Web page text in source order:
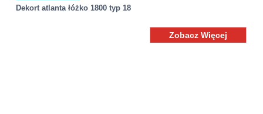
Dekort atlanta łóżko 1800 typ 18
Zobacz Więcej